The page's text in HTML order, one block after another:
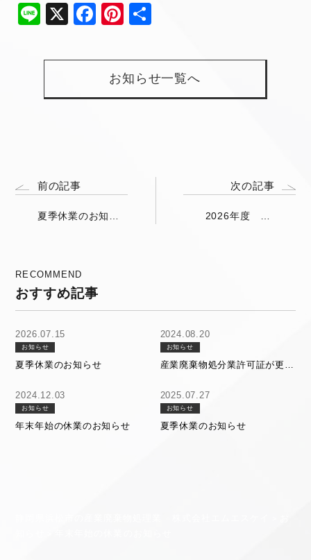
Li
e
X
F
c
b
Pi
er
e
st
お知らせ一覧へ
前の記事
夏季休業のお知ら
次の記事
2026年度 年
RECOMMEND
おすすめ記事
2026.07.15
お知らせ
夏季休業のお知らせ
2024.08.20
お知らせ
産業廃棄物処分業許可証が更新
2024.12.03
お知らせ
年末年始の休業のお知らせ
2025.07.27
お知らせ
夏季休業のお知らせ